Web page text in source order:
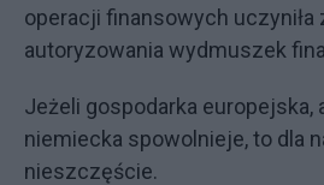
operacji finansowych uczyniła
autoryzowania wydmuszek
Jeżeli gospodarka europejska,
niemiecka spowolnieje, to dla
nieszczęście.